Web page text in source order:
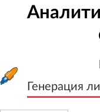
Генерация